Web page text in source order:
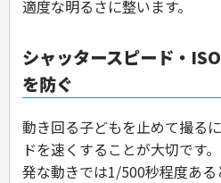
適度な明るさに整います。
シャッタースピード・
を防ぐ
動き回る子どもを止めて撮る
ドを速くすることが大切です
発な動きでは1/500秒程度ある